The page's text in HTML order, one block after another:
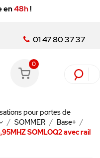
:
01 47 80 37 37
0
pour portes de
SOMMER
Base+
SOMLOQ2 avec rail